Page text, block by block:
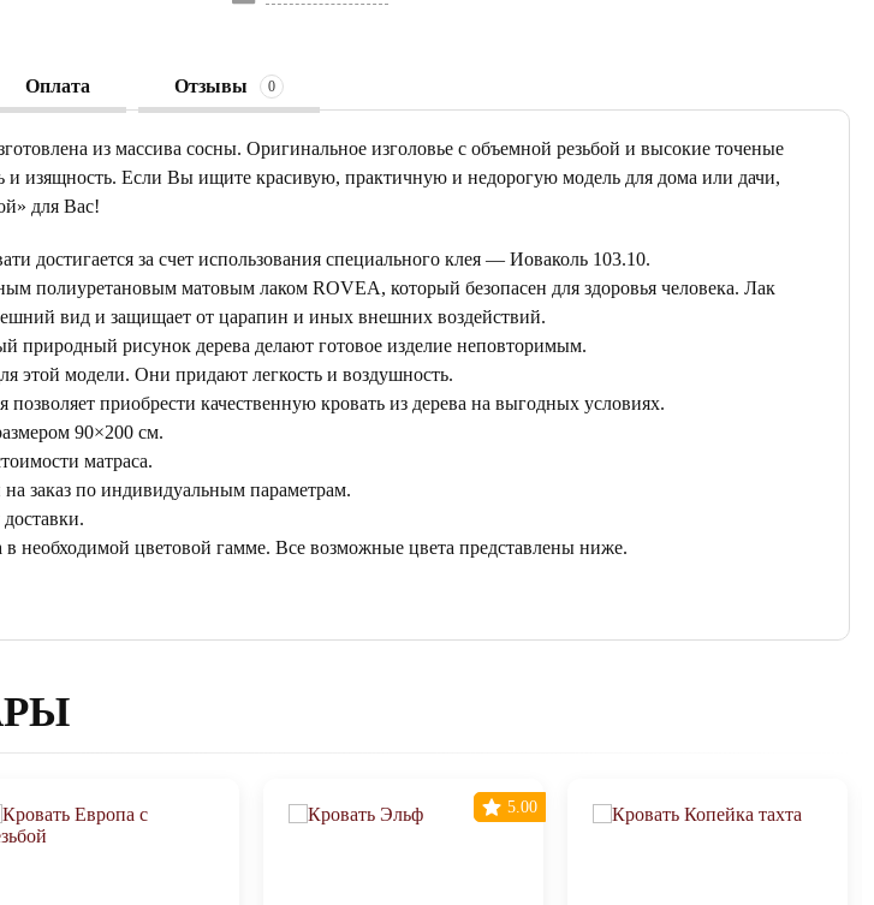
Оплата Отзывы 0
из массива сосны. Оригинальное изголовье с объемной резьбой и высокие точеные
изящность. Если Вы ищите красивую, практичную и недорогую модель для дома или дачи,
для Вас!
достигается за счет использования специального клея — Иоваколь 103.10.
полиуретановым матовым лаком ROVEA, который безопасен для здоровья человека. Лак
вид и защищает от царапин и иных внешних воздействий.
природный рисунок дерева делают готовое изделие неповторимым.
этой модели. Они придают легкость и воздушность.
позволяет приобрести качественную кровать из дерева на выгодных условиях.
90×200 см.
матраса.
заказ по индивидуальным параметрам.
в необходимой цветовой гамме. Все возможные цвета представлены ниже.
5.00